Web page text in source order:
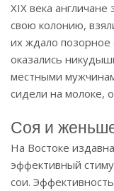
XIX века
свою колонию,
их ждало
оказались
местными
сидели на молоке,
Соя и
На Востоке
эффективный
сои.